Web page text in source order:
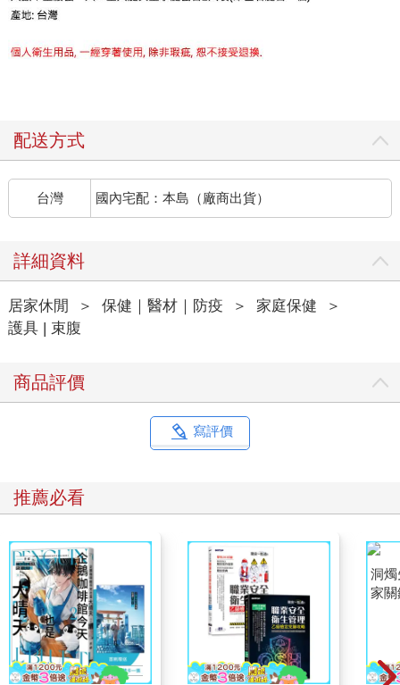
配送方式
台灣 國內宅配：本島（廠商出貨）
詳細資料
居家休閒 ＞ 保健｜醫材｜防疫 ＞ 家庭保健
＞
護具 | 束腹
商品評價
寫評價
推薦必看